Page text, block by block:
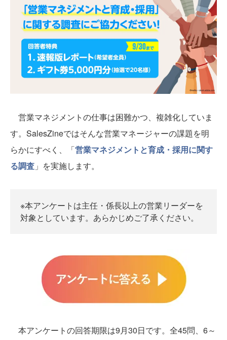
営業マネジメントの仕事は困難かつ、複雑化していま
す。SalesZineではそんな営業マネージャーの課題を明
らかにすべく、「営業マネジメントと育成・採用に関す
る調査 」を実施します。
※本アンケートは主任・係長以上の営業リーダーを
対象としています。あらかじめご了承ください。
本アンケートの回答期限は9月30日です。全45問、6～